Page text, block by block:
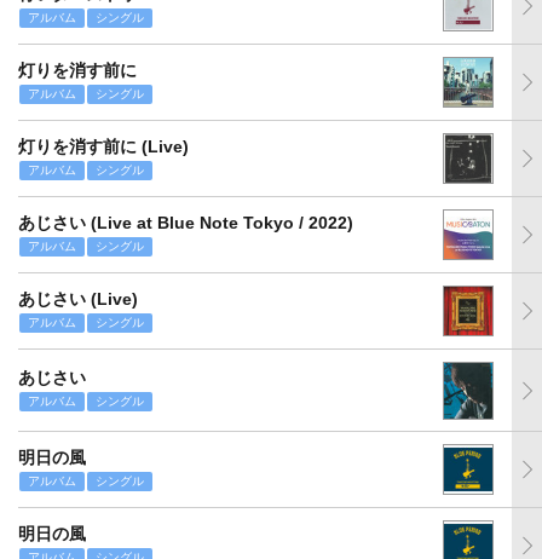
アルバム シングル
灯りを消す前に
アルバム シングル
灯りを消す前に (Live)
アルバム シングル
あじさい (Live at Blue Note Tokyo / 2022)
アルバム シングル
あじさい (Live)
アルバム シングル
あじさい
アルバム シングル
明日の風
アルバム シングル
明日の風